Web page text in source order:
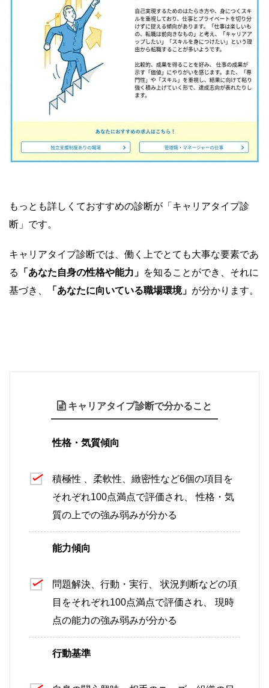
もっとも詳しくておすすめの診断が「キャリアタイプ診
断」です。
キャリアタイプ診断では、働く上でとても大事な要素であ
る
「 あなた自身の性格や能力 」 を知ることができ、それに
基づき、
「あなたに向いている職場環境」 が分かります。
キャリアタイプ診断で分かること
性格・気質傾向
積極性 、柔軟性、緻密性など6個の項目を
それぞれ100点満点で評価され、 性格・気
質の上での強み弱みが分かる
能力傾向
問題解決、行動・実行、 状況判断などの項
目をそれぞれ100点満点で評価され、 現時
点の能力の強み弱みが分かる
行動基準